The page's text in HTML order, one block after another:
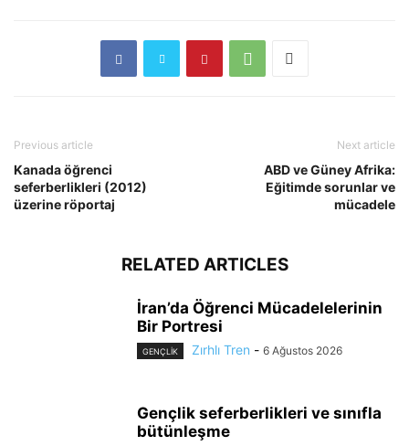
Previous article
Kanada öğrenci
seferberlikleri (2012)
üzerine röportaj
Next article
ABD ve Güney Afrika:
Eğitimde sorunlar ve
mücadele
RELATED ARTICLES
İran’da Öğrenci Mücadelelerinin
Bir Portresi
GENÇLİK Zırhlı Tren - 6 Ağustos 2026
Gençlik seferberlikleri ve sınıfla
bütünleşme